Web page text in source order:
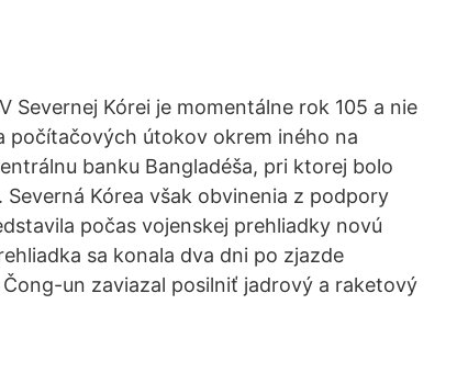
Kórei je momentálne rok 105 a nie
počítačových útokov okrem iného na
banku Bangladéša, pri ktorej bolo
Kórea však obvinenia z podpory
počas vojenskej prehliadky novú
sa konala dva dni po zjazde
un zaviazal posilniť jadrový a raketový